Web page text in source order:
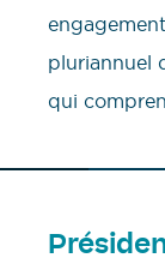
pluriannuel
qui